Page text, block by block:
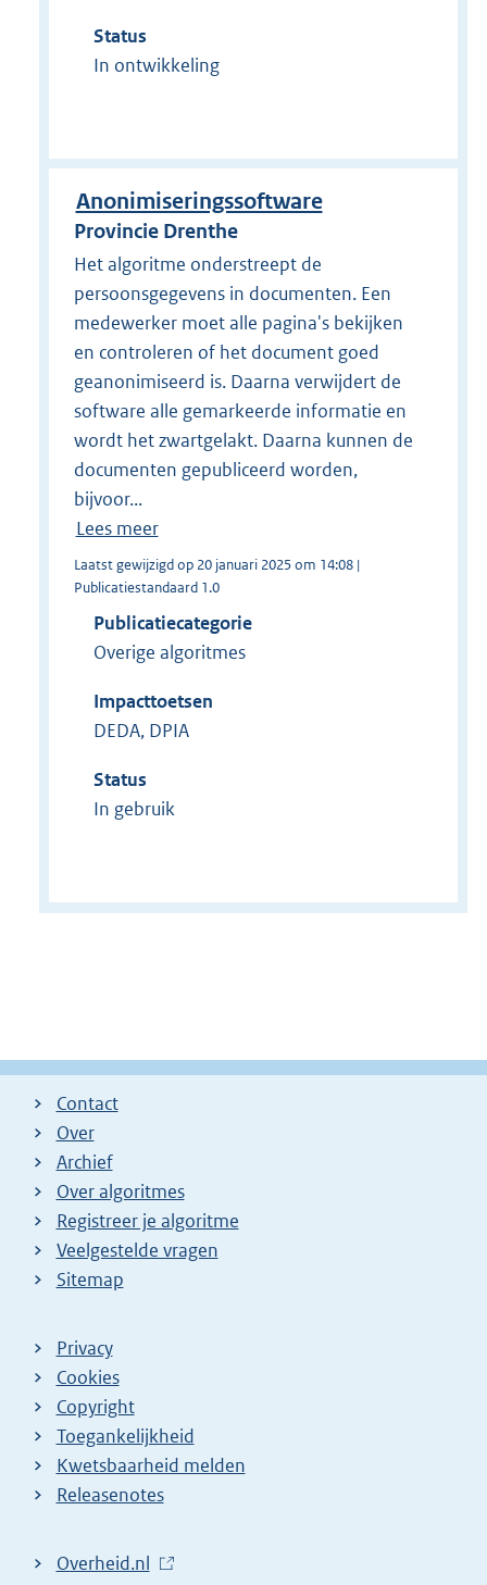
Status
In ontwikkeling
Anonimiseringssoftware
Provincie Drenthe
Het algoritme onderstreept de
persoonsgegevens in documenten. Een
medewerker moet alle pagina's bekijken
en controleren of het document goed
geanonimiseerd is. Daarna verwijdert de
software alle gemarkeerde informatie en
wordt het zwartgelakt. Daarna kunnen de
documenten gepubliceerd worden,
bijvoor...
Lees meer
Laatst gewijzigd op 20 januari 2025 om 14:08 |
Publicatiestandaard 1.0
Publicatiecategorie
Overige algoritmes
Impacttoetsen
DEDA, DPIA
Status
In gebruik
Contact
Over
Archief
Over algoritmes
Registreer je algoritme
Veelgestelde vragen
Sitemap
Privacy
Cookies
Copyright
Toegankelijkheid
Kwetsbaarheid melden
Releasenotes
L
Overheid.nl